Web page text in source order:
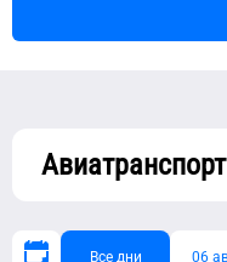
Авиатранспорт
Все дни 06